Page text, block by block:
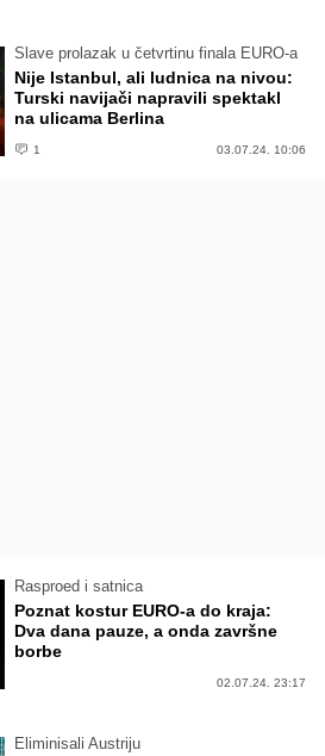
Slave prolazak u četvrtinu finala EURO-a
Nije Istanbul, ali ludnica na nivou:
Turski navijači napravili spektakl
na ulicama Berlina
1 03.07.24. 10:06
Rasproed i satnica
Poznat kostur EURO-a do kraja:
Dva dana pauze, a onda završne
borbe
02.07.24. 23:17
Eliminisali Austriju